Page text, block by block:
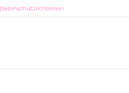
Datenschutzrichtlinien